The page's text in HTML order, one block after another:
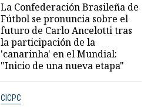
La Confederación Brasileña de
Fútbol se pronuncia sobre el
futuro de Carlo Ancelotti tras
la participación de la
'canarinha' en el Mundial:
"Inicio de una nueva etapa"
CICPC